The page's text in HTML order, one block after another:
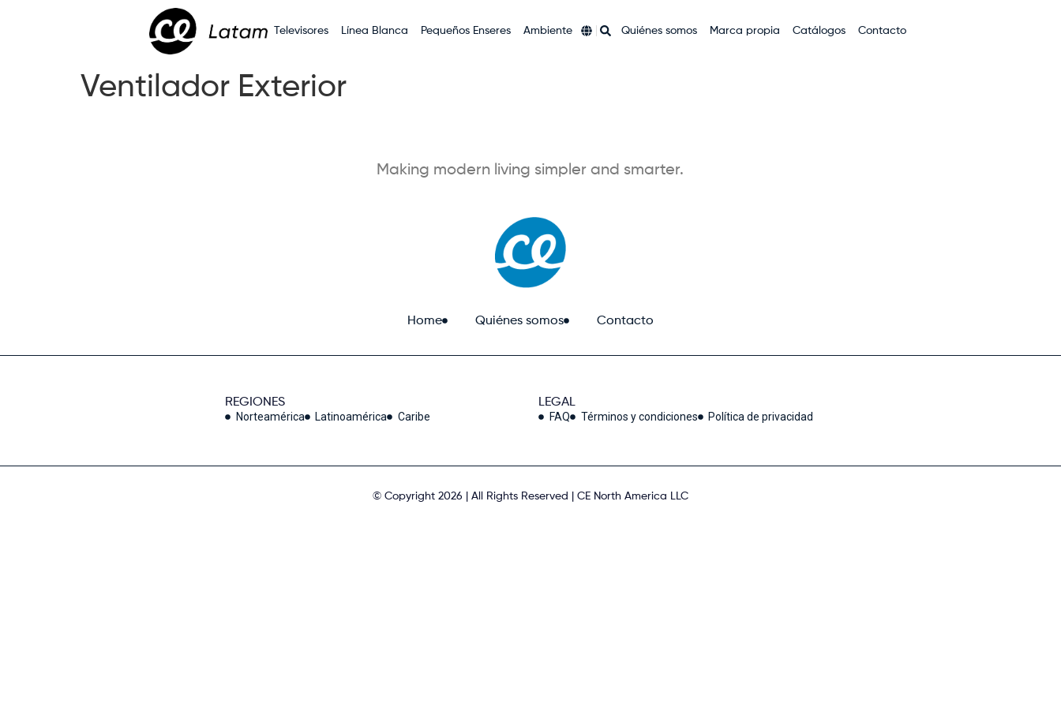
Televisores Línea Blanca Pequeños Enseres Ambiente Quiénes somos Marca propia Catálogos Contacto
Ventilador Exterior
Making modern living simpler and smarter.
Home Quiénes somos Contacto
REGIONES
Norteamérica
Latinoamérica Caribe
LEGAL
FAQ
Términos y condiciones Política de privacidad
© Copyright 2026 | All Rights Reserved | CE North America LLC